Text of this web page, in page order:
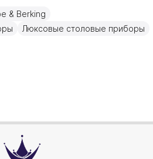
Посеребрение
15,3см
& Berking
Люксовые столовые приборы